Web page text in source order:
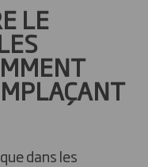
LE
dans les